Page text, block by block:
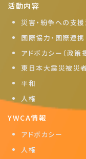
活動内容
災害・紛争への支
国際協力・国際連携
アドボカシー（政策
東日本大震災被災
平和
人権
YWCA情報
アドボカシー
人権